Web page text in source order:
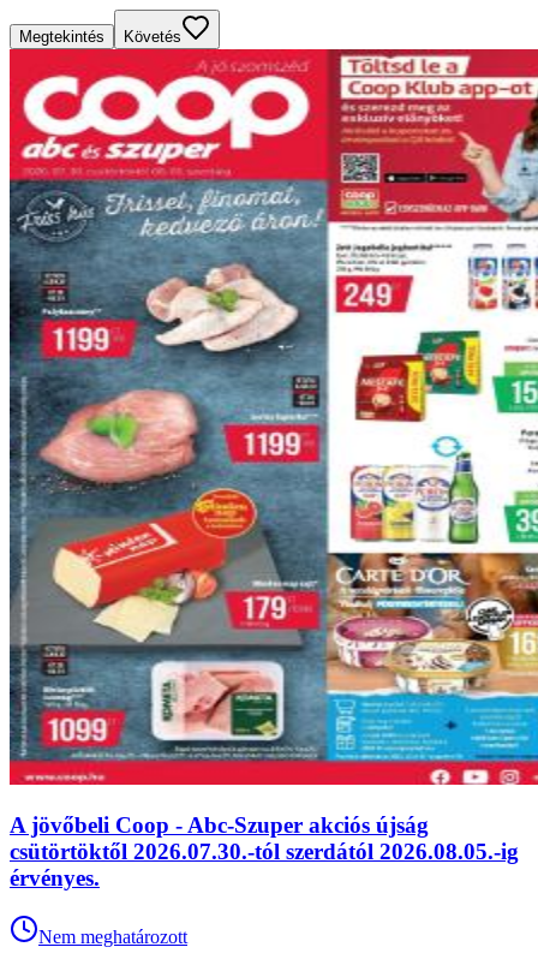
Megtekintés Követés
A jövőbeli Coop - Abc-Szuper akciós újság
csütörtöktől 2026.07.30.-tól szerdától 2026.08.05.-ig
érvényes.
Nem meghatározott